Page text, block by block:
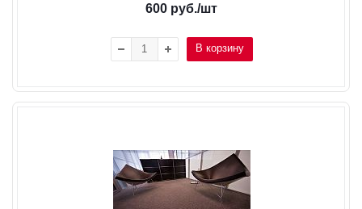
600 руб./шт
В корзину